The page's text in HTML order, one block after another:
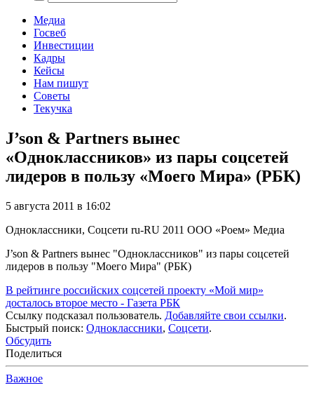
Медиа
Госвеб
Инвестиции
Кадры
Кейсы
Нам пишут
Советы
Текучка
J’son & Partners вынес
«Одноклассников» из пары соцсетей
лидеров в пользу «Моего Мира» (РБК)
5 августа 2011 в 16:02
Одноклассники, Соцсети ru-RU 2011 ООО «Роем» Медиа
J’son & Partners вынес "Одноклассников" из пары соцсетей
лидеров в пользу "Моего Мира" (РБК)
В рейтинге российских соцсетей проекту «Мой мир»
досталось второе место - Газета РБК
Ссылку подсказал пользователь. Добавляйте свои ссылки.
Быстрый поиск: Одноклассники, Соцсети.
Обсудить
Поделиться
Важное